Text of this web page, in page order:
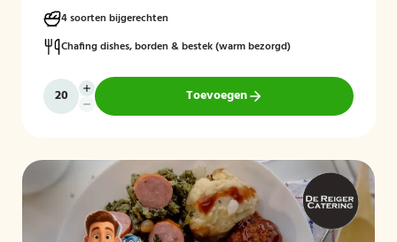
4 soorten bijgerechten
Chafing dishes, borden & bestek (warm bezorgd)
Toevoegen